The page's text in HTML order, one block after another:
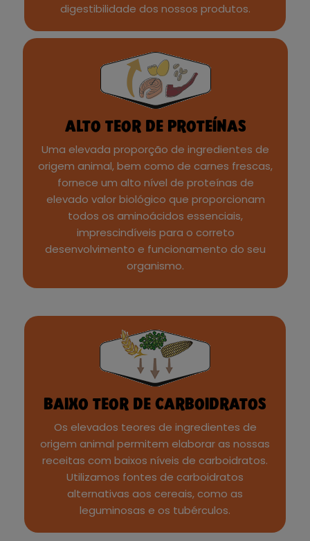
digestibilidade dos nossos produtos.
ALTO TEOR DE PROTEÍNAS
Uma elevada proporção de ingredientes de
origem animal, bem como de carnes frescas,
fornece um alto nível de proteínas de
elevado valor biológico que proporcionam
todos os aminoácidos essenciais,
imprescindíveis para o correto
desenvolvimento e funcionamento do seu
organismo.
BAIXO TEOR DE CARBOIDRATOS
Os elevados teores de ingredientes de
origem animal permitem elaborar as nossas
receitas com baixos níveis de carboidratos.
Utilizamos fontes de carboidratos
alternativas aos cereais, como as
leguminosas e os tubérculos.